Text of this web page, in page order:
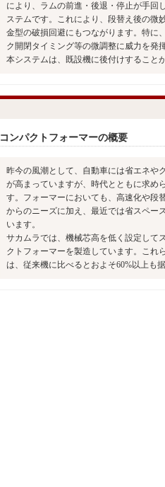
により、ラムの前進・後退・停止が手回
ステムです。これにより、段替え後の微
金型の破損回避にもつながります。特に
ク開閉タイミング等の微調整に威力を発
本システムは、既設機に後付けすること
コンパクトフォーマーの概要
昨今の風潮として、自動車には省エネや
が高まっていますが、時代とともに求め
す。フォーマーにおいても、高速化や段
からのニーズに加え、最近では省スペー
います。
サカムラでは、機械芯高を低く設定して
クトフォーマーを製造しています。これ
は、従来機に比べるとおよそ60%以上も